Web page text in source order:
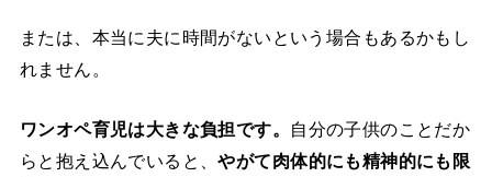
または、本当に夫に時間がないという場合もあるかもし
れません。
ワンオペ育児は大きな負担です。
自分の子供のことだか
らと抱え込んでいると、やがて肉体的にも精神的にも限